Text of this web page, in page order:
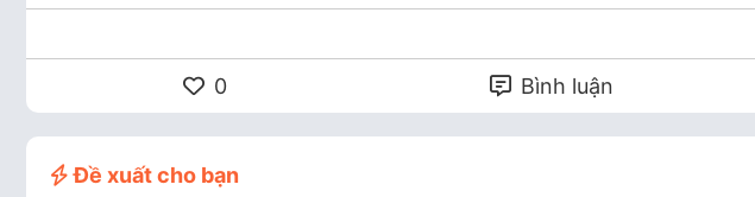
0 Bình luận
Đề xuất cho bạn